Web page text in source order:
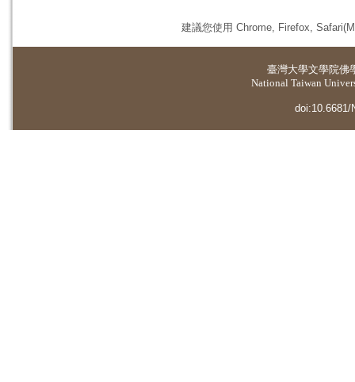
建議您使用 Chrome, Firefox,
臺灣大學文學院佛
National Taiwan
doi:10.6681/